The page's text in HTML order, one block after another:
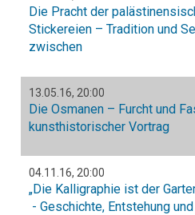
Die Pracht der
Stickereien – Tradition und
zwischen
13.05.16, 20:00
Die Osmanen – Furcht und
kunsthistorischer Vortrag
04.11.16, 20:00
„Die Kalligraphie ist der
- Geschichte, Entstehung